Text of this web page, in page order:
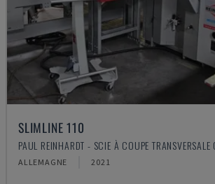
SLIMLINE 110
PAUL REINHARDT - SCIE À COUPE TRANSVERSALE
ALLEMAGNE 2021